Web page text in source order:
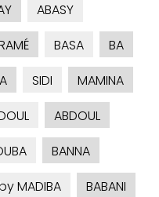
ABASY
BASA
BA
SIDI
MAMINA
ABDOUL
BANNA
MADIBA
BABANI